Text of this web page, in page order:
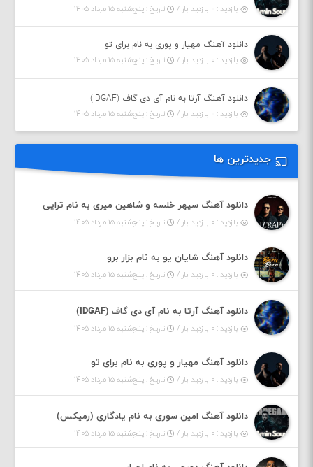
بازدید : ۰ بازدید بار /
تاریخ : پنج‌شنبه ۱۵ مرداد ۱۴۰۵
دانلود آهنگ مهیار و پوری به نام برای تو
بازدید : ۰ بازدید بار /
تاریخ : پنج‌شنبه ۱۵ مرداد ۱۴۰۵
دانلود آهنگ آرتا به نام آی دی گاف (IDGAF)
بازدید : ۰ بازدید بار /
تاریخ : پنج‌شنبه ۱۵ مرداد ۱۴۰۵
جدیدترین ها
دانلود آهنگ سپهر خلسه و شاهین میری به نام تراپی
بازدید : ۰ بازدید بار / تاریخ : پنج‌شنبه ۱۵ مرداد ۱۴۰۵
دانلود آهنگ شایان یو به نام بزار برو
بازدید : ۰ بازدید بار / تاریخ : پنج‌شنبه ۱۵ مرداد ۱۴۰۵
دانلود آهنگ آرتا به نام آی دی گاف (IDGAF)
بازدید : ۰ بازدید بار / تاریخ : پنج‌شنبه ۱۵ مرداد ۱۴۰۵
دانلود آهنگ مهیار و پوری به نام برای تو
بازدید : ۰ بازدید بار / تاریخ : پنج‌شنبه ۱۵ مرداد ۱۴۰۵
دانلود آهنگ امین سوری به نام یادگاری (رمیکس)
بازدید : ۰ بازدید بار / تاریخ : پنج‌شنبه ۱۵ مرداد ۱۴۰۵